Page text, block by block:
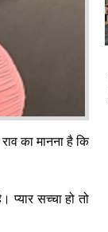
का मानना है कि
प्यार सच्चा हो तो